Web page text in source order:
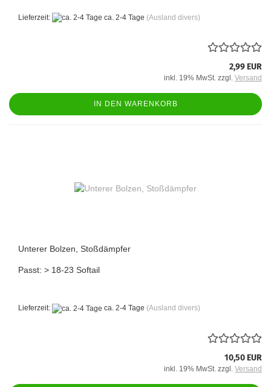
Lieferzeit: ca. 2-4 Tage (Ausland divers)
2,99 EUR
inkl. 19% MwSt. zzgl. Versand
IN DEN WARENKORB
Unterer Bolzen, Stoßdämpfer
Passt: > 18-23 Softail
Lieferzeit: ca. 2-4 Tage (Ausland divers)
10,50 EUR
inkl. 19% MwSt. zzgl. Versand